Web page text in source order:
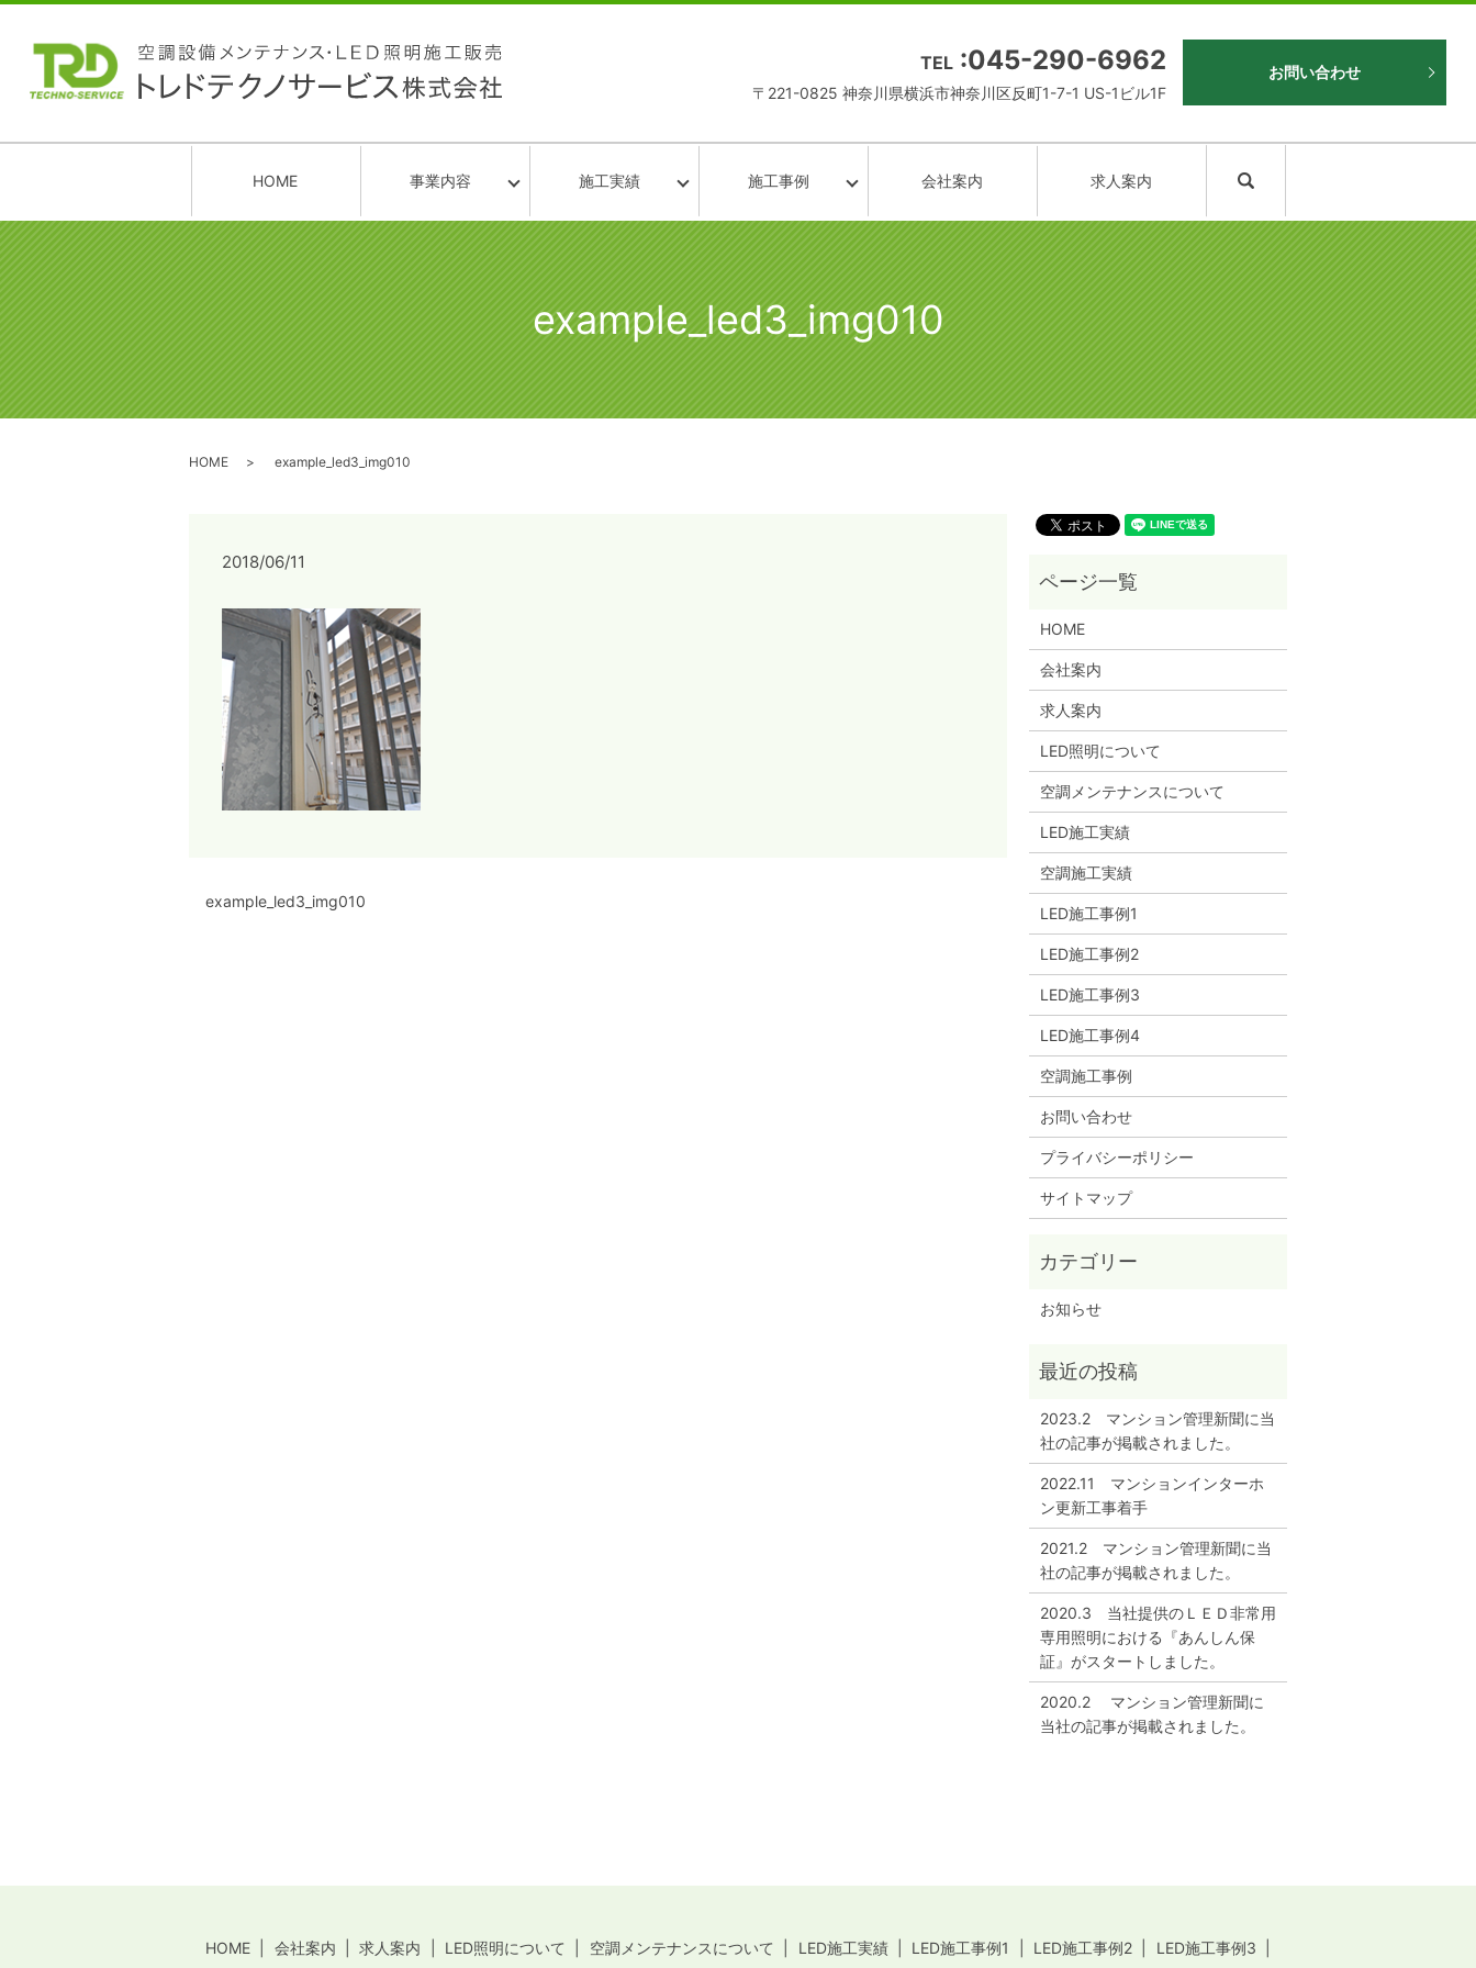
TEL :045-290-6962
〒221-0825 神奈川県横浜市神奈川区反町1-7-1 US-1ビル1F
お問い合わせ
HOME 事業内容 施工実績 施工事例 会社案内 求人案内
example_led3_img010
HOME example_led3_img010
2018/06/11
example_led3_img010
HOME
会社案内
求人案内
LED照明について
空調メンテナンスについて
LED施工実績
空調施工実績
LED施工事例1
LED施工事例2
LED施工事例3
LED施工事例4
空調施工事例
お問い合わせ
プライバシーポリシー
サイトマップ
お知らせ
2023.2 マンション管理新聞に当
社の記事が掲載されました。
2022.11 マンションインターホ
ン更新工事着手
2021.2 マンション管理新聞に当
社の記事が掲載されました。
2020.3 当社提供のＬＥＤ非常用
専用照明における『あんしん保
証』がスタートしました。
2020.2 マンション管理新聞に
当社の記事が掲載されました。
HOME 会社案内 求人案内 LED照明について 空調メンテナンスについて LED施工実績 LED施工事例1 LED施工事例2 LED施工事例3